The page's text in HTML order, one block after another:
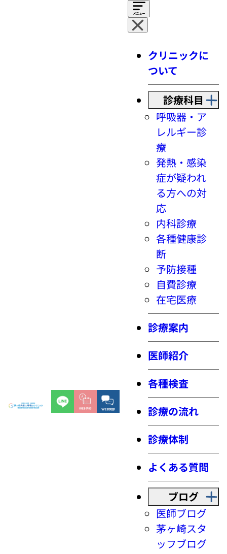
クリニックに
ついて
診療科目
呼吸器・ア
レルギー診
療
発熱・感染
症が疑われ
る方への対
応
内科診療
各種健康診
断
予防接種
自費診療
在宅医療
診療案内
医師紹介
各種検査
診療の流れ
診療体制
よくある質問
ブログ
医師ブログ
茅ヶ崎スタ
ッフブログ